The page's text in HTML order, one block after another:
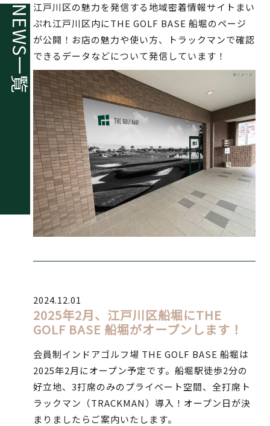
NEWS
一覧
江戸川区の魅力を発信する地域密着情報サイトまい
ぷれ江戸川区内にTHE GOLF BASE 船堀のページ
が公開！お店の魅力や使い方、トラックマンで確認
できるデータなどについて発信しています！
2024.12.01
2025年2月、江戸川区船堀にTHE
GOLF BASE 船堀がオープンします！
会員制インドアゴルフ場 THE GOLF BASE 船堀は
2025年2月にオープン予定です。船堀駅徒歩2分の
好立地、3打席のみのプライベート空間、全打席ト
ラックマン（TRACKMAN）導入！オープン日が決
まりましたらご案内いたします。